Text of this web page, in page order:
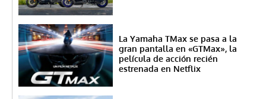
La Yamaha TMax se pasa a la
gran pantalla en «GTMax», la
película de acción recién
estrenada en Netflix